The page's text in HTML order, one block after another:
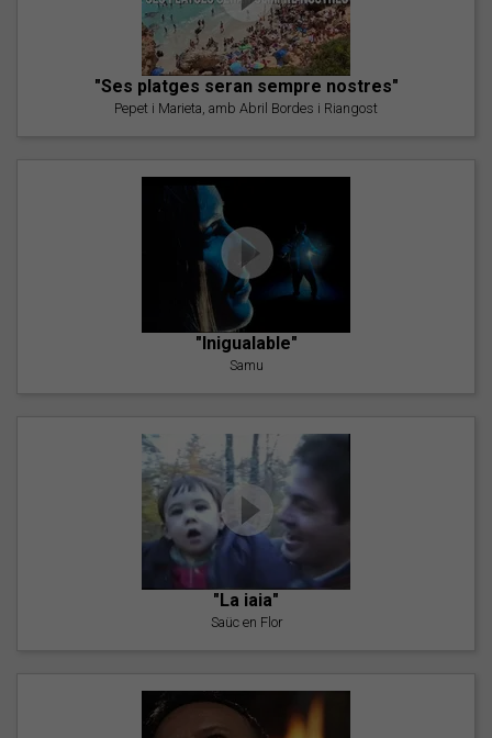
"Ses platges seran sempre nostres"
Pepet i Marieta, amb Abril Bordes i Riangost
"Inigualable"
Samu
"La iaia"
Saüc en Flor